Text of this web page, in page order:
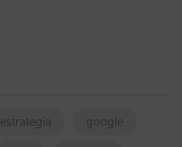
estrategia google